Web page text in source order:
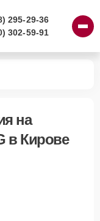
295-29-36
302-59-91
на
в Кирове